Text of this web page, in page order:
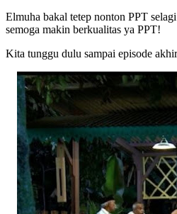
Elmuha bakal tetep nonton PPT
semoga makin berkualitas ya PPT!
Kita tunggu dulu sampai episode